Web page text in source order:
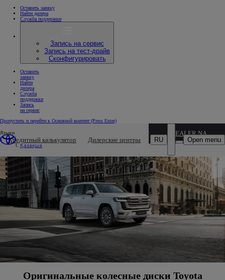
Оставить заявку
Найти дилера
Служба поддержки
Запись на сервис
Запись на тест-драйв
Сконфигурировать
Оставить
заявку
Найти
дилера
Служба
поддержки
Запись
на сервис
Пропустить и перейти к Основной контент(Press Enter)
Кредитный калькулятор Дилерские центры
DEALER NAME
RU
Языки
Қазақша
Open menu
Оригинальные колесные диски Toyota